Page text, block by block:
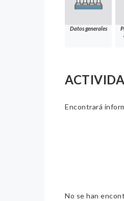
Datos generales
Encontrará
No se han